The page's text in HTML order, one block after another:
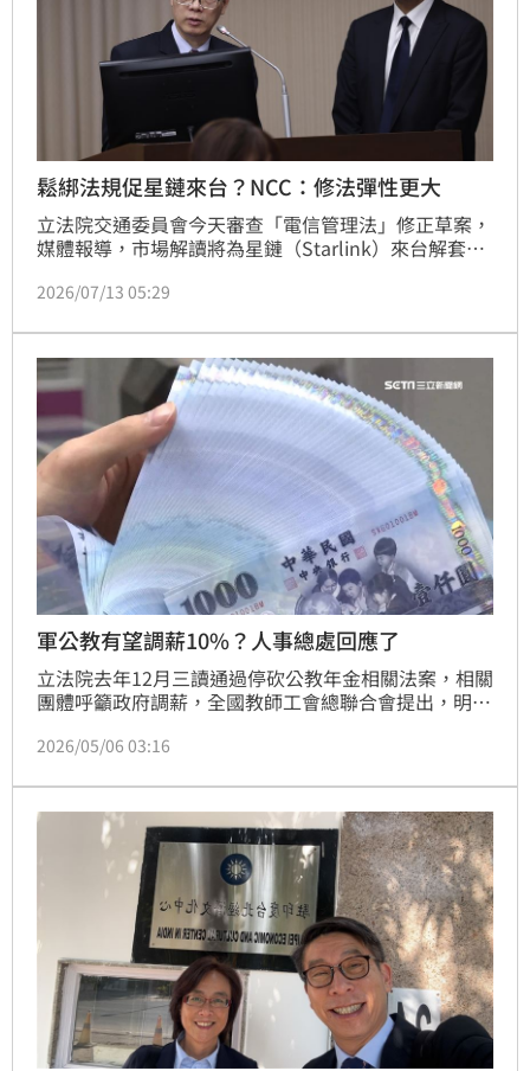
鬆綁法規促星鏈來台？NCC：修法彈性更大
立法院交通委員會今天審查「電信管理法」修正草案，
媒體報導，市場解讀將為星鏈（Starlink）來台解套。
理，但修法後彈性更大，可以有更多處理的空間。
2026/07/13 05:29
軍公教有望調薪10%？人事總處回應了
立法院去年12月三讀通過停砍公教年金相關法案，相關
團體呼籲政府調薪，全國教師工會總聯合會提出，明年
政總處副人事長張秋元今（5）日表示，人事總處有聽
照顧全體、照顧基層」，會考量相關因素向行政院建
議，而待遇調整法制化已送院會，等待討論中。
2026/05/06 03:16